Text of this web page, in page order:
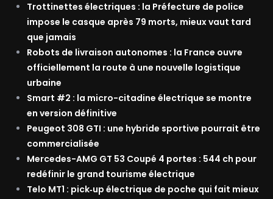
Trottinettes électriques : la Préfecture de police
impose le casque après 79 morts, mieux vaut tard
que jamais
Robots de livraison autonomes : la France ouvre
officiellement la route à une nouvelle logistique
urbaine
Smart #2 : la micro-citadine électrique se montre
en version définitive
Peugeot 308 GTI : une hybride sportive pourrait être
commercialisée
Mercedes-AMG GT 53 Coupé 4 portes : 544 ch pour
redéfinir le grand tourisme électrique
Telo MT1 : pick‑up électrique de poche qui fait mieux